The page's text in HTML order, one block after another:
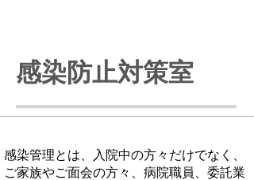
感染防止対策室
感染管理とは、入院中の方々だけでなく、
ご家族やご面会の方々、病院職員、委託業